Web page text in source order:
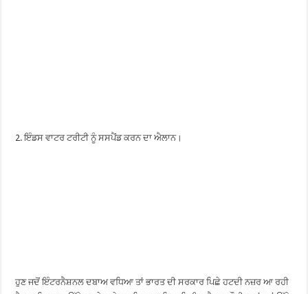
2. ਇੰਡਸ ਵਾਟਰ ਟਰੀਟੀ ਨੂੰ ਸਸਪੈਂਡ ਕਰਨ ਦਾ ਐਲਾਨ।
ਹੁਣ ਜਦੋਂ ਇੰਟਰਨੈਸ਼ਨਲ ਦਬਾਅ ਵਧਿਆ ਤਾਂ ਭਾਰਤ ਦੀ ਸਰਕਾਰ ਪਿਛੇ ਹਟਦੀ ਨਜ਼ਰ ਆ ਰਹੀ